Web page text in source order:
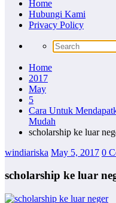
Home
Hubungi Kami
Privacy Policy
Home
2017
May
5
Cara Untuk
Mudah
scholarship ke luar
windiariska May 5, 2017 0
scholarship ke luar